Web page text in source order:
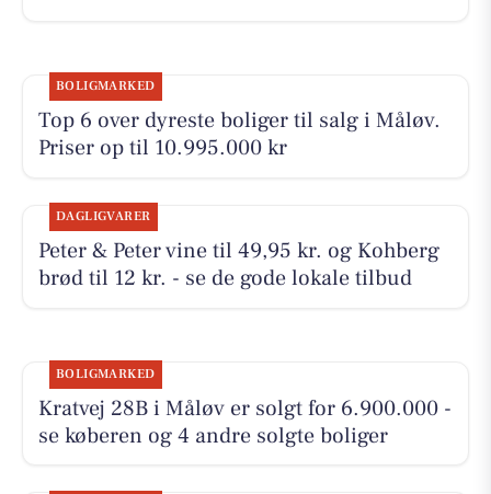
BOLIGMARKED
Top 6 over dyreste boliger til salg i Måløv.
Priser op til 10.995.000 kr
DAGLIGVARER
Peter & Peter vine til 49,95 kr. og Kohberg
brød til 12 kr. - se de gode lokale tilbud
BOLIGMARKED
Kratvej 28B i Måløv er solgt for 6.900.000 -
se køberen og 4 andre solgte boliger